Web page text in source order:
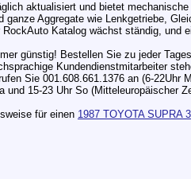
aktualisiert und bietet
ganze Aggregate wie Lenkgetriebe,
RockAuto Katalog wächst ständig,
günstig! Bestellen Sie zu jeder
Kundendienstmitarbeiter
Sie 001.608.661.1376 an (6-22Uhr
und 15-23 Uhr So (Mitteleuropäischer
für einen 1987 TOYOTA SUPRA